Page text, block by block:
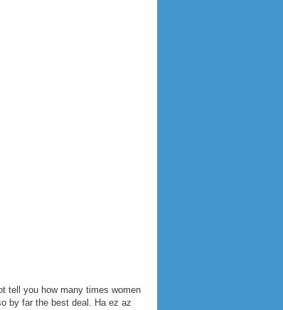
tell you how many times women
by far the best deal. Ha ez az